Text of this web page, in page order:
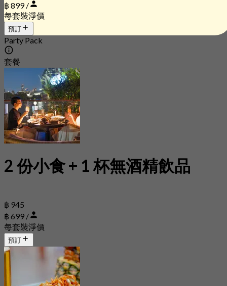
฿ 899 /
每套裝淨價
預訂
Party Pack
套餐
2 份小食 + 1 杯無酒精飲品
฿ 945
฿ 699 /
每套裝淨價
預訂